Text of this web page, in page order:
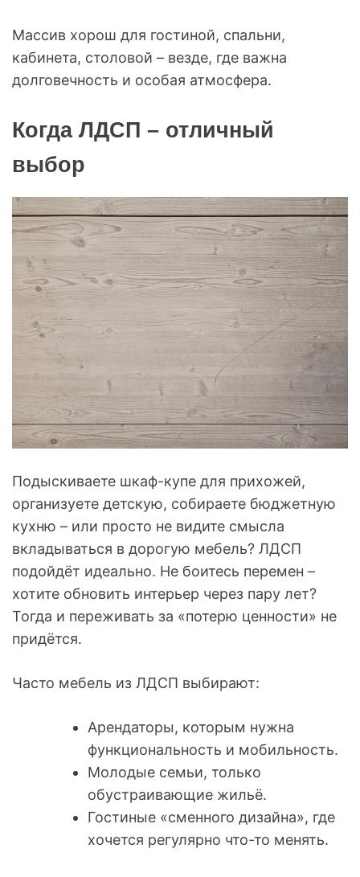
Массив хорош для гостиной, спальни,
кабинета, столовой – везде, где важна
долговечность и особая атмосфера.
Когда ЛДСП – отличный
выбор
Подыскиваете шкаф-купе для прихожей,
организуете детскую, собираете бюджетную
кухню – или просто не видите смысла
вкладываться в дорогую мебель? ЛДСП
подойдёт идеально. Не боитесь перемен –
хотите обновить интерьер через пару лет?
Тогда и переживать за «потерю ценности» не
придётся.
Часто мебель из ЛДСП выбирают:
Арендаторы, которым нужна
функциональность и мобильность.
Молодые семьи, только
обустраивающие жильё.
Гостиные «сменного дизайна», где
хочется регулярно что-то менять.